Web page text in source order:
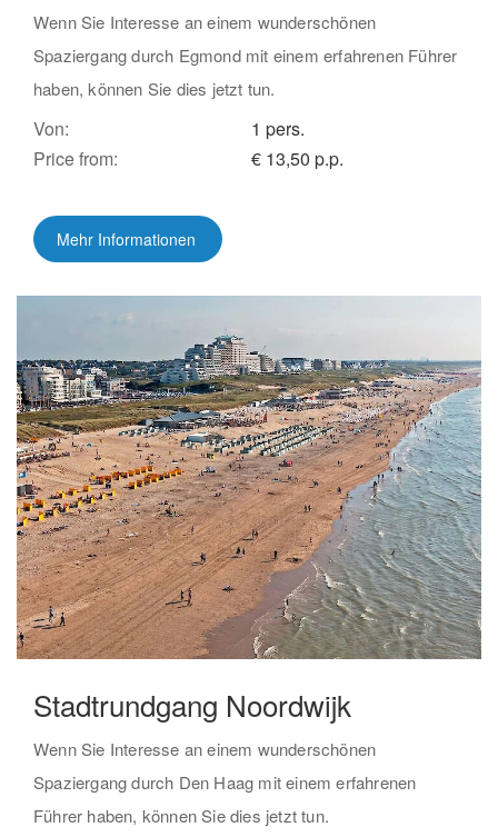
Wenn Sie Interesse an einem wunderschönen
Spaziergang durch Egmond mit einem erfahrenen Führer
haben, können Sie dies jetzt tun.
Von:
1 pers.
Price from:
€ 13,50 p.p.
Mehr Informationen
Stadtrundgang Noordwijk
Wenn Sie Interesse an einem wunderschönen
Spaziergang durch Den Haag mit einem erfahrenen
Führer haben, können Sie dies jetzt tun.